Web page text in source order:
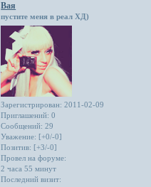
Вая
пустите меня в реал ХД)
Зарегистрирован: 2011-02-09
Приглашений: 0
Сообщений: 29
Уважение: [+0/-0]
Позитив: [+3/-0]
Провел на форуме:
2 часа 55 минут
Последний визит: